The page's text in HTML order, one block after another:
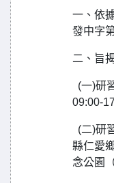
一、依
發中字
二、旨
(一)研
09:00-
(二)研
縣仁愛
念公園